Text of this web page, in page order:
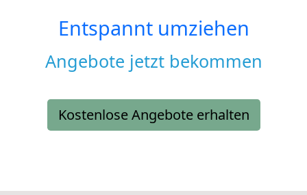
Entspannt umziehen
Angebote jetzt bekommen
Kostenlose Angebote erhalten